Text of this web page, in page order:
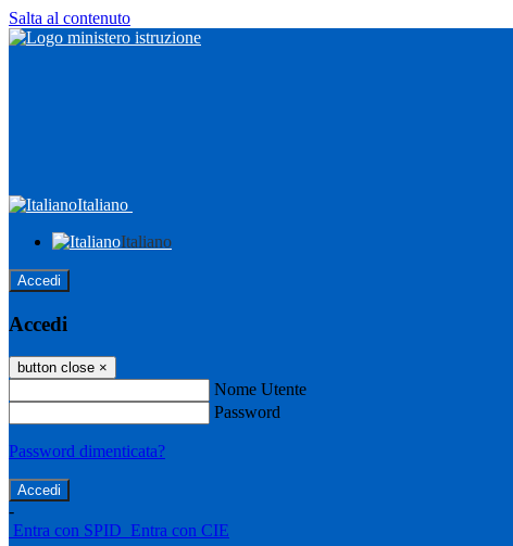
Salta al contenuto
Italiano
Italiano
Accedi
Accedi
button close ×
Nome Utente
Password
Password dimenticata?
-
Entra con SPID Entra con CIE